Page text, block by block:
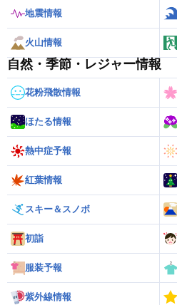
地震情報
火山情報
自然・季節・レジャー情報
花粉飛散情報
ほたる情報
熱中症予報
紅葉情報
スキー＆スノボ
初詣
服装予報
紫外線情報